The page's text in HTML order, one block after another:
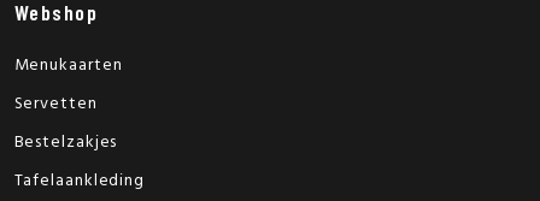
Webshop
Menukaarten
Servetten
Bestelzakjes
Tafelaankleding